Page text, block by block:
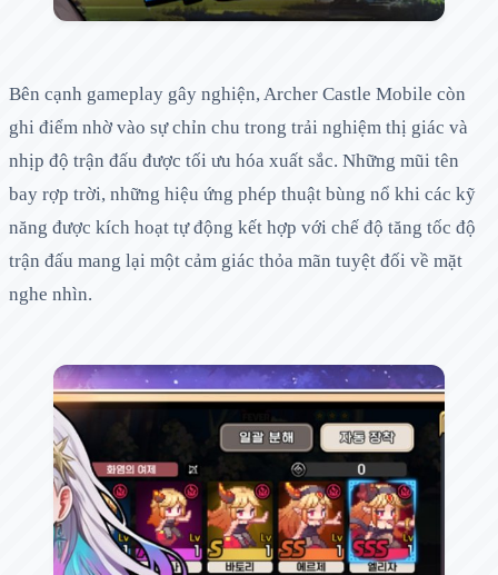
Bên cạnh gameplay gây nghiện, Archer Castle Mobile còn
ghi điểm nhờ vào sự chỉn chu trong trải nghiệm thị giác và
nhịp độ trận đấu được tối ưu hóa xuất sắc. Những mũi tên
bay rợp trời, những hiệu ứng phép thuật bùng nổ khi các kỹ
năng được kích hoạt tự động kết hợp với chế độ tăng tốc độ
trận đấu mang lại một cảm giác thỏa mãn tuyệt đối về mặt
nghe nhìn.